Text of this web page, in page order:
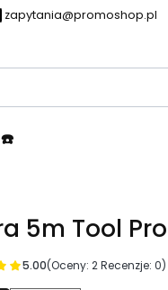
zapytania@promoshop.pl
☎️
5m Tool Pro
5.00(Oceny: 2 Recenzje: 0)